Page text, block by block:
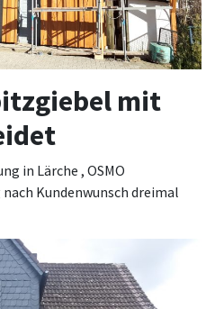
mit
in Lärche , OSMO
Kundenwunsch dreimal